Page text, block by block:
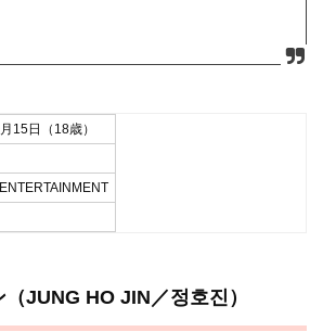
15日（18歳）
JUNG HO JIN／정호진）